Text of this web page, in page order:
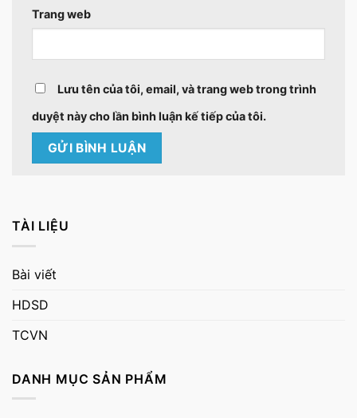
TÀI LIỆU
Bài viết
HDSD
TCVN
DANH MỤC SẢN PHẨM
Trang web
Lưu tên của tôi, email, và trang web trong trình
duyệt này cho lần bình luận kế tiếp của tôi.